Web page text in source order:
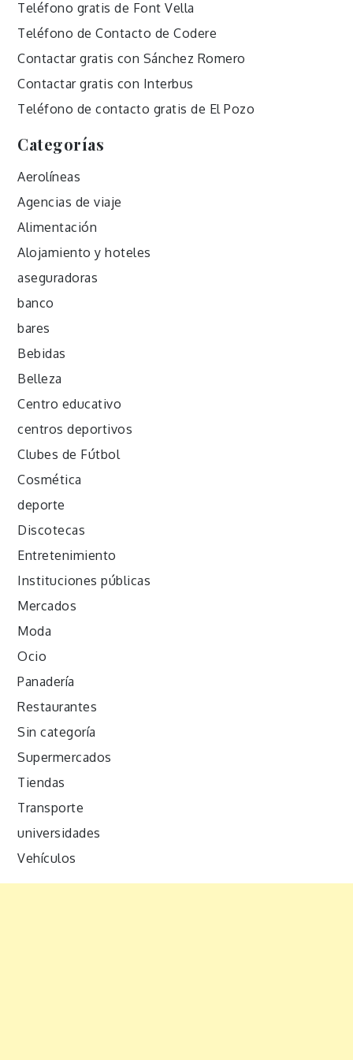
Teléfono gratis de Font Vella
Teléfono de Contacto de Codere
Contactar gratis con Sánchez Romero
Contactar gratis con Interbus
Teléfono de contacto gratis de El Pozo
Categorías
Aerolíneas
Agencias de viaje
Alimentación
Alojamiento y hoteles
aseguradoras
banco
bares
Bebidas
Belleza
Centro educativo
centros deportivos
Clubes de Fútbol
Cosmética
deporte
Discotecas
Entretenimiento
Instituciones públicas
Mercados
Moda
Ocio
Panadería
Restaurantes
Sin categoría
Supermercados
Tiendas
Transporte
universidades
Vehículos